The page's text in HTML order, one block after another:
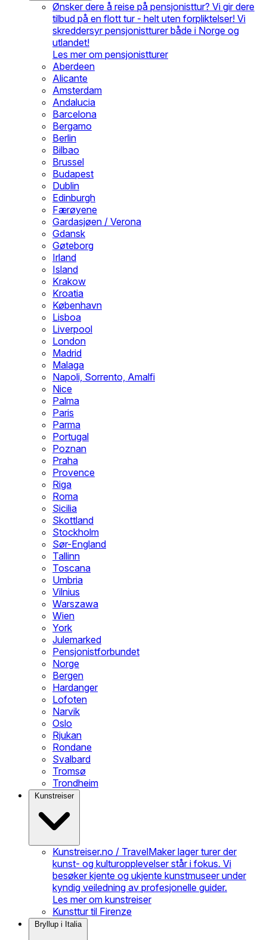
Ønsker dere å reise på pensjonisttur? Vi gir dere
tilbud på en flott tur - helt uten forpliktelser! Vi
skreddersyr pensjonistturer både i Norge og
utlandet!
Les mer om pensjonistturer
Aberdeen
Alicante
Amsterdam
Andalucia
Barcelona
Bergamo
Berlin
Bilbao
Brussel
Budapest
Dublin
Edinburgh
Færøyene
Gardasjøen / Verona
Gdansk
Gøteborg
Irland
Island
Krakow
Kroatia
København
Lisboa
Liverpool
London
Madrid
Malaga
Napoli, Sorrento, Amalfi
Nice
Palma
Paris
Parma
Portugal
Poznan
Praha
Provence
Riga
Roma
Sicilia
Skottland
Stockholm
Sør-England
Tallinn
Toscana
Umbria
Vilnius
Warszawa
Wien
York
Julemarked
Pensjonistforbundet
Norge
Bergen
Hardanger
Lofoten
Narvik
Oslo
Rjukan
Rondane
Svalbard
Tromsø
Trondheim
Kunstreiser
Kunstreiser.no / TravelMaker lager turer der
kunst- og kulturopplevelser står i fokus. Vi
besøker kjente og ukjente kunstmuseer under
kyndig veiledning av profesjonelle guider.
Les mer om kunstreiser
Kunsttur til Firenze
Bryllup i Italia